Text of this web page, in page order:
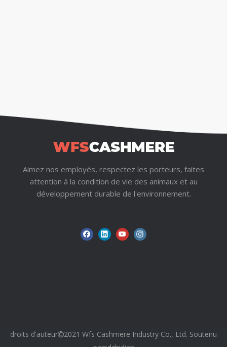
Aimez nos employés, respectez les porteurs, faites
attention à la condition de vie des animaux et au
développement durable de l'environnement.
droits d'auteur2021 Wfs Cashmere Industry Co., Ltd. Soutenu